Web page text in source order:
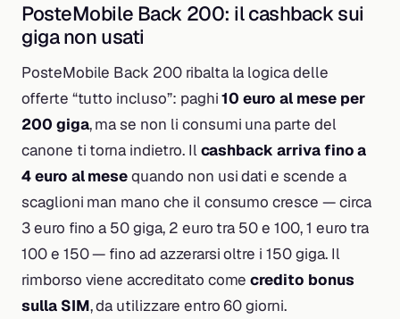
PosteMobile Back 200: il cashback sui
giga non usati
PosteMobile Back 200 ribalta la logica delle
offerte “tutto incluso”: paghi10 euro al mese per
200 giga, ma se non li consumi una parte del
canone ti torna indietro. Ilcashback arriva fino a
4 euro al mesequando non usi dati e scende a
scaglioni man mano che il consumo cresce — circa
3 euro fino a 50 giga, 2 euro tra 50 e 100, 1 euro tra
100 e 150 — fino ad azzerarsi oltre i 150 giga. Il
rimborso viene accreditato comecredito bonus
sulla SIM, da utilizzare entro 60 giorni.